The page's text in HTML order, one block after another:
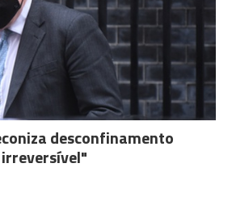
desconfinamento